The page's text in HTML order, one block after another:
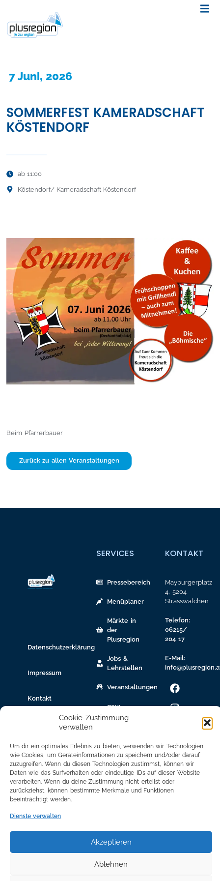
Cookie-Zustimmung
verwalten
Um dir ein optimales Erlebnis zu bieten, verwenden wir Technologien
wie Cookies, um Geräteinformationen zu speichern und/oder darauf
zuzugreifen. Wenn du diesen Technologien zustimmst, können wir
Daten wie das Surfverhalten oder eindeutige IDs auf dieser Website
verarbeiten. Wenn du deine Zustimmung nicht erteilst oder
zurückziehst, können bestimmte Merkmale und Funktionen
beeinträchtigt werden.
Dienste verwalten
Akzeptieren
Ablehnen
7 Juni, 2026
SOMMERFEST KAMERADSCHAFT
KÖSTENDORF
ab 11:00
Köstendorf/ Kameradschaft Köstendorf
Beim Pfarrerbauer
Zurück zu allen Veranstaltungen
Datenschutzerklärung
Impressum
Kontakt
SERVICES
Pressebereich
Menüplaner
Märkte in
der
Plusregion
Jobs &
Lehrstellen
Veranstaltungen
gew.
Immobilien
Newsletter
Anmeldung
Mitglied
werden
KONTAKT
Mayburgerplatz
4, 5204
Strasswalchen
Telefon:
06215/
204 17
E-Mail: